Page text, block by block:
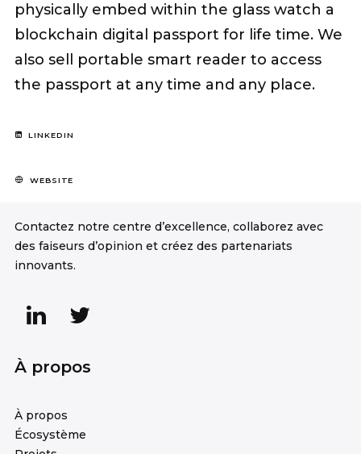
physically embed within the glass watch a
blockchain digital passport for life time. We
also sell portable smart reader to access
the passport at any time and any place.
LINKEDIN
WEBSITE
Contactez notre centre d’excellence, collaborez avec
des faiseurs d’opinion et créez des partenariats
innovants.
À propos
À propos
Écosystème